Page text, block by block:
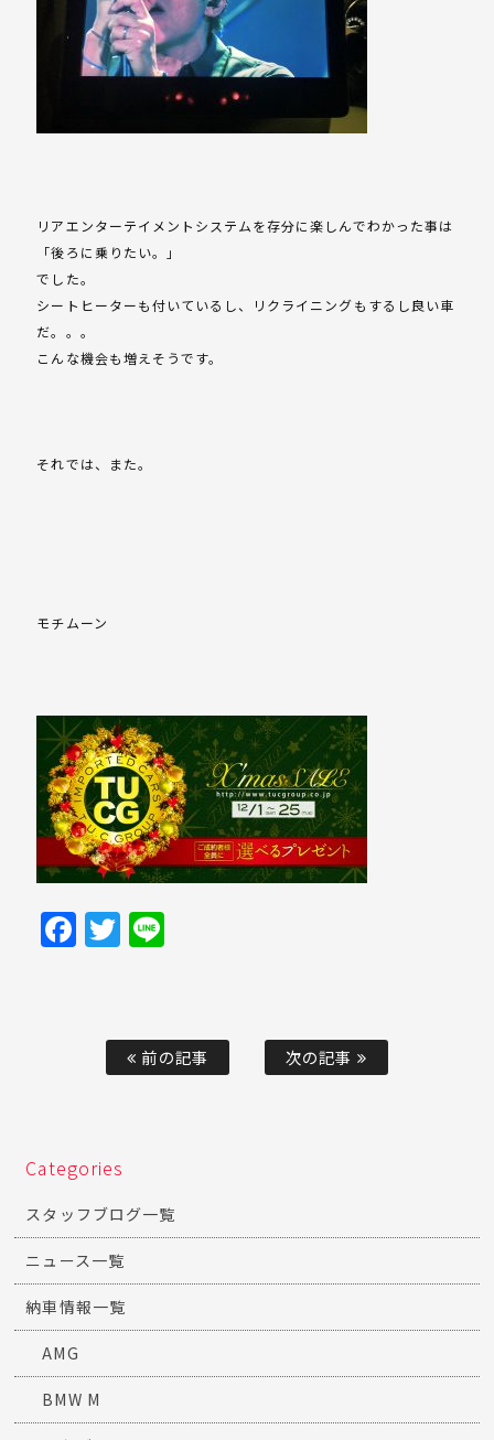
リアエンターテイメントシステムを存分に楽しんでわかった事は
「後ろに乗りたい。」
でした。
シートヒーターも付いているし、リクライニングもするし良い車
だ。。。
こんな機会も増えそうです。
それでは、また。
モチムーン
Facebook
Twitter
前の記事 次の記事
Categories
スタッフブログ一覧
ニュース一覧
納車情報一覧
AMG
BMW M